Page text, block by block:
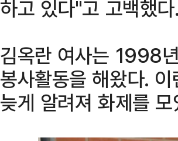
하고 있다"고 고백했다.
김옥란 여사는 1998
봉사활동을 해왔다.
늦게 알려져 화제를 모